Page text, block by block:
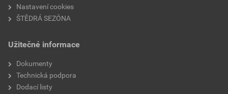
Nastavení cookies
ŠTĚDRÁ SEZÓNA
Užitečné informace
Dokumenty
Technická podpora
Dodací listy